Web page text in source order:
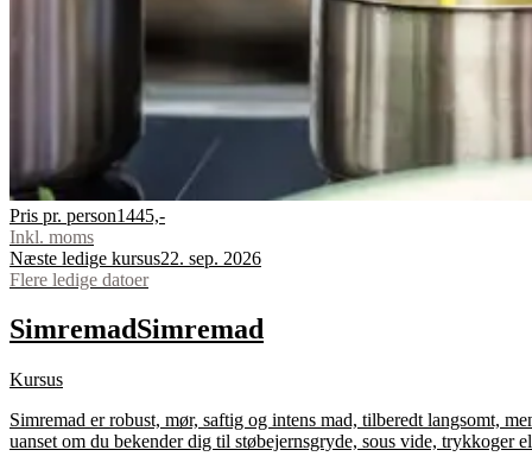
Pris pr. person1445,-
Inkl. moms
Næste ledige kursus22. sep. 2026
Flere ledige datoer
SimremadSimremad
Kursus
Simremad er robust, mør, saftig og intens mad, tilberedt langsomt,
uanset om du bekender dig til støbejernsgryde, sous vide, trykkoger